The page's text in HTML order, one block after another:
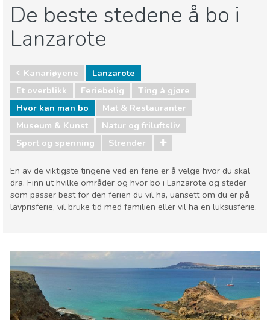
De beste stedene å bo i
Lanzarote
Kanariøyene
Lanzarote
Et overblikk
Feriebolig
Ting å gjøre
Hvor kan man bo
Mat & Restauranter
Museum & Kunst
Natur og friluftsliv
Sport og spenning
Strender
En av de viktigste tingene ved en ferie er å velge hvor du skal
dra. Finn ut hvilke områder og hvor bo i Lanzarote og steder
som passer best for den ferien du vil ha, uansett om du er på
lavprisferie, vil bruke tid med familien eller vil ha en luksusferie.
Hvor kan man bo
Mat & Restauranter
Museum & Kunst
Natur og friluftsliv
Sport og spenning
Strender